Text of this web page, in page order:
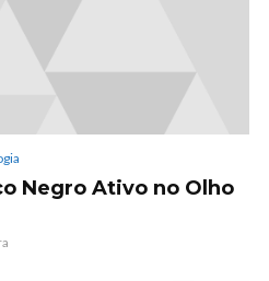
Negro Ativo no Olho